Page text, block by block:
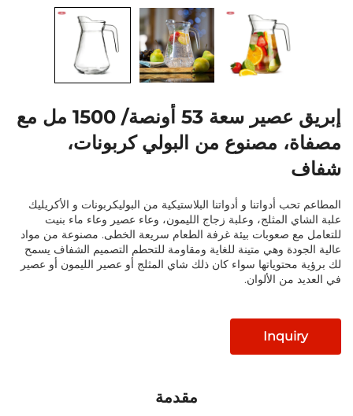
إبريق عصير سعة 53 أونصة/ 1500 مل مع
مصنوع من البولي كربونات،
أدواتنا و أدواتنا البلاستيكية من البوليكربونات و الأكريليك
المثلج، وعلبة زجاج الليمون، وعاء عصير وعاء ماء بنيت
صعوبات بيئة غرفة الطعام سريعة الخطى. مصنوعة من مواد
وهي متينة للغاية ومقاومة للتحطم التصميم الشفاف يسمح
سواء كان ذلك شاي المثلج أو عصير الليمون أو عصير
الألوان.